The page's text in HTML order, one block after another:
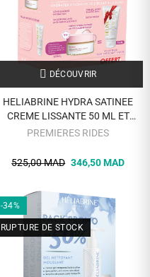
DÉCOUVRIR
HELIABRINE HYDRA SATINEE
CREME LISSANTE 50 ML ET
HELIXIENCE SOIN EXFOLIANT
PREMIERES RIDES
525,00 MAD 346,50 MAD
-34%
RUPTURE DE STOCK